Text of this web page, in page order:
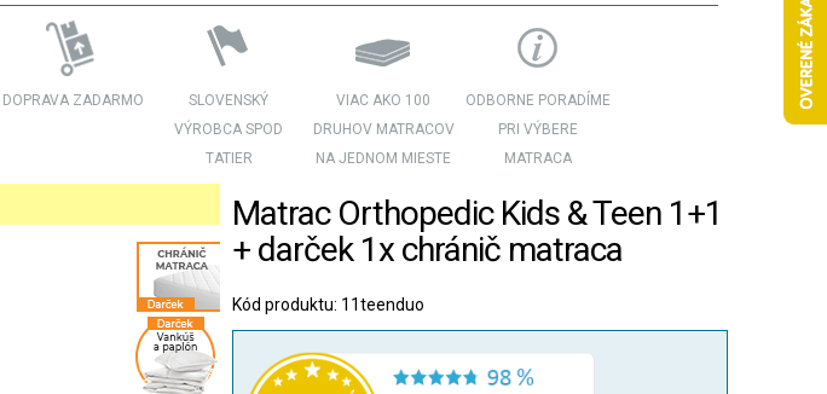
DOPRAVA ZADARMO
SLOVENSKÝ
VÝROBCA SPOD
TATIER
VIAC AKO 100
DRUHOV MATRACOV
NA JEDNOM MIESTE
ODBORNE PORADÍME
PRI VÝBERE
MATRACA
Matrac Orthopedic Kids & Teen 1+1
+ darček 1x chránič matraca
Kód produktu: 11teenduo